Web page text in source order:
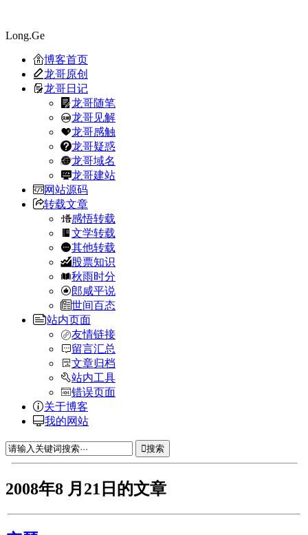
Long.Ge
博客首页
龙哥原创
龙哥日记
龙哥随笔
龙哥见解
龙哥感触
龙哥疑惑
龙哥域名
龙哥建站
网站源码
转载文章
感悟转载
文学转载
其他转载
股票知识
秋雨时分
郎咸平说
世间百态
站内页面
友情链接
留言汇总
文章归档
站内工具
错误页面
关于博客
我的网站
搜索
2008年8 月21日的文章